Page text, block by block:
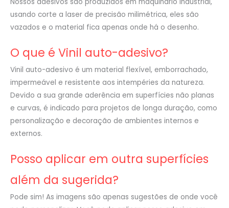
usando corte a laser de precisão milimétrica, eles são
vazados e o material fica apenas onde há o desenho.
O que é Vinil auto-adesivo?
Vinil auto-adesivo é um material flexível, emborrachado,
impermeável e resistente aos intempéries da natureza.
Devido a sua grande aderência em superfícies não planas
e curvas, é indicado para projetos de longa duração, como
personalização e decoração de ambientes internos e
externos.
Posso aplicar em outra superfícies
além da sugerida?
Pode sim! As imagens são apenas sugestões de onde você